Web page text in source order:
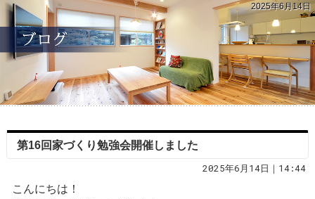
2025年6月14日
第16回家づくり勉強会開催しました
2025年6月14日｜14:44
こんにちは！